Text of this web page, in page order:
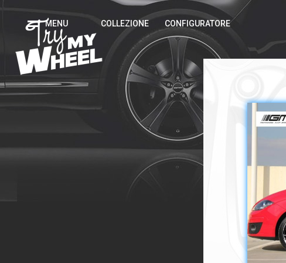
MENU COLLEZIONE CONFIGURATORE